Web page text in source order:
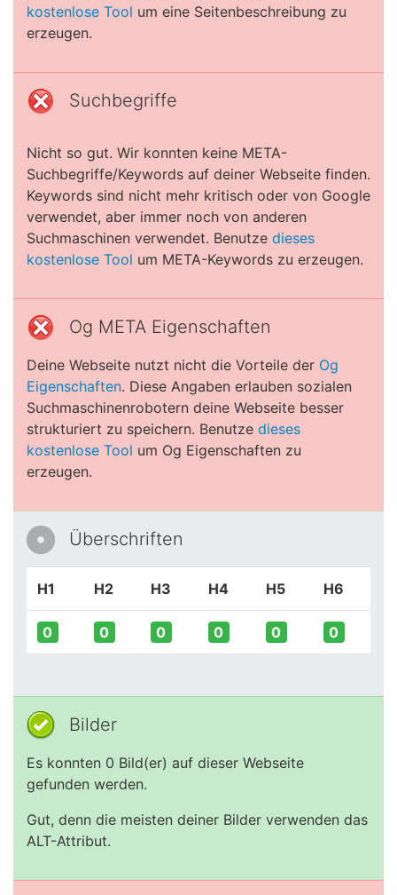
kostenlose Tool um eine Seitenbeschreibung zu
erzeugen.
Suchbegriffe
Nicht so gut. Wir konnten keine META-
Suchbegriffe/Keywords auf deiner Webseite finden.
Keywords sind nicht mehr kritisch oder von Google
verwendet, aber immer noch von anderen
Suchmaschinen verwendet. Benutze dieses
kostenlose Tool um META-Keywords zu erzeugen.
Og META Eigenschaften
Deine Webseite nutzt nicht die Vorteile der Og
Eigenschaften. Diese Angaben erlauben sozialen
Suchmaschinenrobotern deine Webseite besser
strukturiert zu speichern. Benutze dieses
kostenlose Tool um Og Eigenschaften zu
erzeugen.
Überschriften
H1 H2 H3 H4 H5 H6
0 0 0 0 0 0
Bilder
Es konnten 0 Bild(er) auf dieser Webseite
gefunden werden.
Gut, denn die meisten deiner Bilder verwenden das
ALT-Attribut.